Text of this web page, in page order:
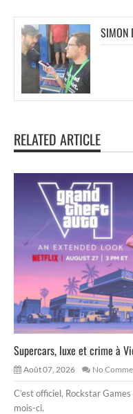
SIMON
RELATED ARTICLE
Supercars, luxe et crime à
Août 07, 2026 No
C’est officiel, Rockstar
mois-ci.